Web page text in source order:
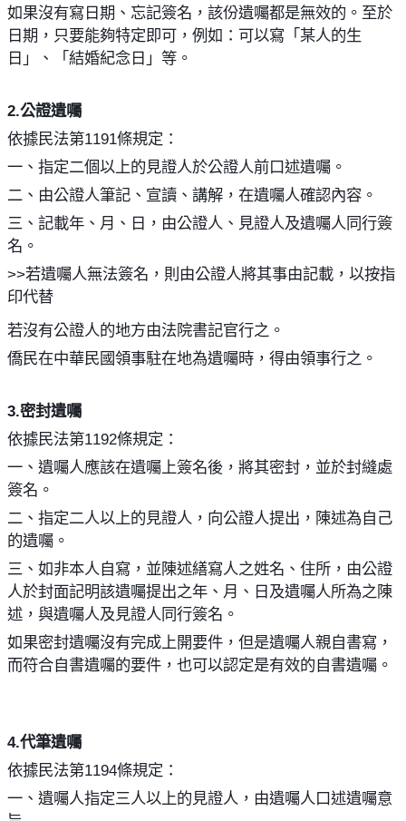
如果沒有寫日期、忘記簽名，該份遺囑都是無效的。至於
日期，只要能夠特定即可，例如：可以寫「某人的生
日」、「結婚紀念日」等。
2.公證遺囑
依據民法第1191條規定：
一、指定二個以上的見證人於公證人前口述遺囑。
二、由公證人筆記、宣讀、講解，在遺囑人確認內容。
三、記載年、月、日，由公證人、見證人及遺囑人同行簽
名。
>>若遺囑人無法簽名，則由公證人將其事由記載，以按指
印代替
若沒有公證人的地方由法院書記官行之。
僑民在中華民國領事駐在地為遺囑時，得由領事行之。
3.密封遺囑
依據民法第1192條規定：
一、遺囑人應該在遺囑上簽名後，將其密封，並於封縫處
簽名。
二、指定二人以上的見證人，向公證人提出，陳述為自己
的遺囑。
三、如非本人自寫，並陳述繕寫人之姓名、住所，由公證
人於封面記明該遺囑提出之年、月、日及遺囑人所為之陳
述，與遺囑人及見證人同行簽名。
如果密封遺囑沒有完成上開要件，但是遺囑人親自書寫，
而符合自書遺囑的要件，也可以認定是有效的自書遺囑。
4.代筆遺囑
依據民法第1194條規定：
一、遺囑人指定三人以上的見證人，由遺囑人口述遺囑意